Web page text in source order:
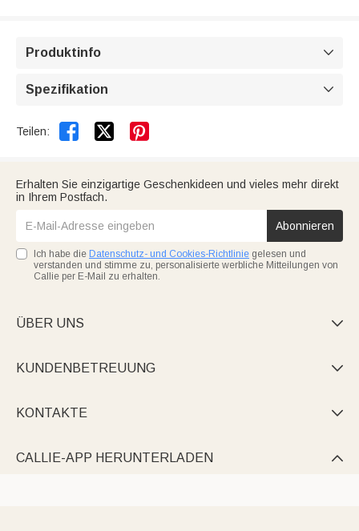
Produktinfo 
Spezifikation 
Teilen:  
Erhalten Sie einzigartige Geschenkideen und vieles mehr direkt
in Ihrem Postfach.
Abonnieren
Ich habe die Datenschutz- und Cookies-Richtlinie gelesen und
verstanden und stimme zu, personalisierte werbliche Mitteilungen von
Callie per E-Mail zu erhalten.
ÜBER UNS 
KUNDENBETREUUNG 
KONTAKTE 
CALLIE-APP HERUNTERLADEN 